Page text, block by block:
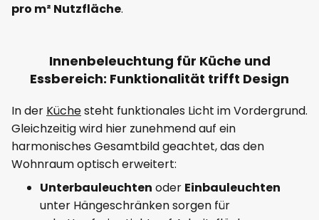
pro m² Nutzfläche.
Innenbeleuchtung für Küche und
Essbereich: Funktionalität trifft Design
In der Küchesteht funktionales Licht im Vordergrund.
Gleichzeitig wird hier zunehmend auf ein
harmonisches Gesamtbild geachtet, das den
Wohnraum optisch erweitert:
Unterbauleuchten oder Einbauleuchten
unter Hängeschränken sorgen für